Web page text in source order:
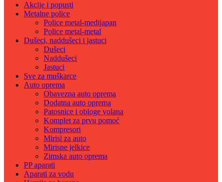
Akcije i popusti
Metalne police
Police metal-medijapan
Police metal-metal
Dušeci, naddušeci i jastuci
Dušeci
Naddušeci
Jastuci
Sve za muškarce
Auto oprema
Obavezna auto oprema
Dodatna auto oprema
Patosnice i obloge volana
Komplet za prvu pomoć
Kompresori
Mirisi za auto
Mirisne jelkice
Zimska auto oprema
PP aparati
Aparati za vodu